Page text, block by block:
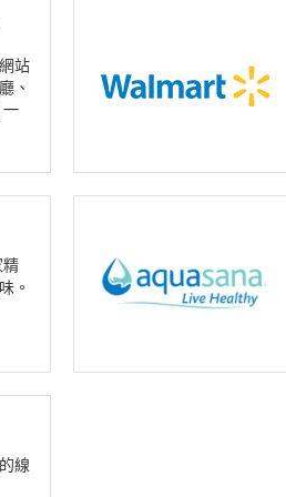
站
、
一
精
。
線